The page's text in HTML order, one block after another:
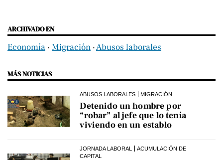
ARCHIVADO EN
Economía ‧ Migración ‧Abusos laborales
MÁS NOTICIAS
ABUSOS LABORALES MIGRACIÓN
Detenido un hombre por
“robar” al jefe que lo tenía
viviendo en un establo
JORNADA LABORAL
ACUMULACIÓN DE
CAPITAL